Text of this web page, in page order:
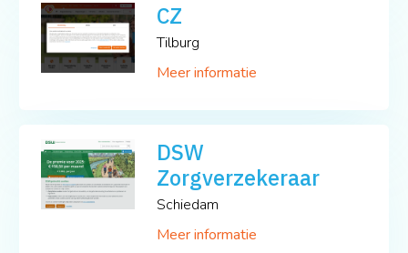
CZ
Tilburg
Meer informatie
DSW
Zorgverzekeraar
Schiedam
Meer informatie